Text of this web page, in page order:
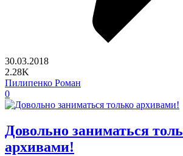
30.03.2018
2.28K
Пилипенко Роман
0
Довольно заниматься
архивами!